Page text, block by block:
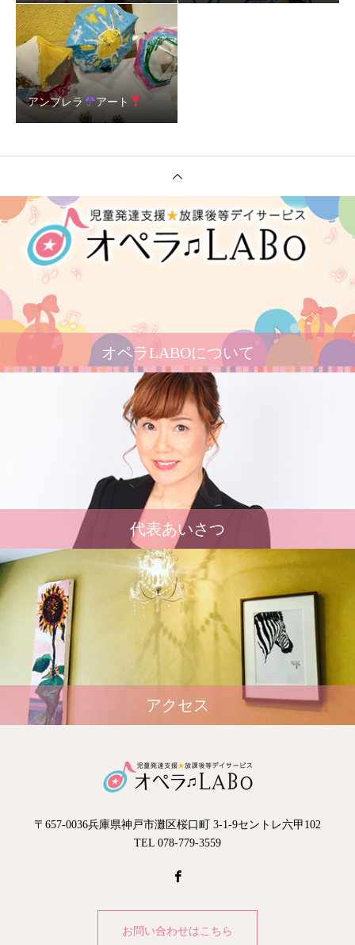
アンブレラ アート
オペラLABOについて
代表あいさつ
アクセス
〒657-0036兵庫県神戸市灘区桜口町 3-1-9セントレ六甲102
TEL 078-779-3559
お問い合わせはこちら